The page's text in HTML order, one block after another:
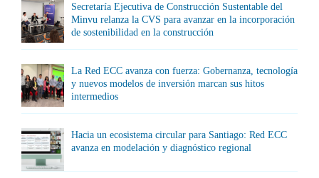
Secretaría Ejecutiva de Construcción Sustentable del
Minvu relanza la CVS para avanzar en la incorporación
de sostenibilidad en la construcción
La Red ECC avanza con fuerza: Gobernanza, tecnología
y nuevos modelos de inversión marcan sus hitos
intermedios
Hacia un ecosistema circular para Santiago: Red ECC
avanza en modelación y diagnóstico regional